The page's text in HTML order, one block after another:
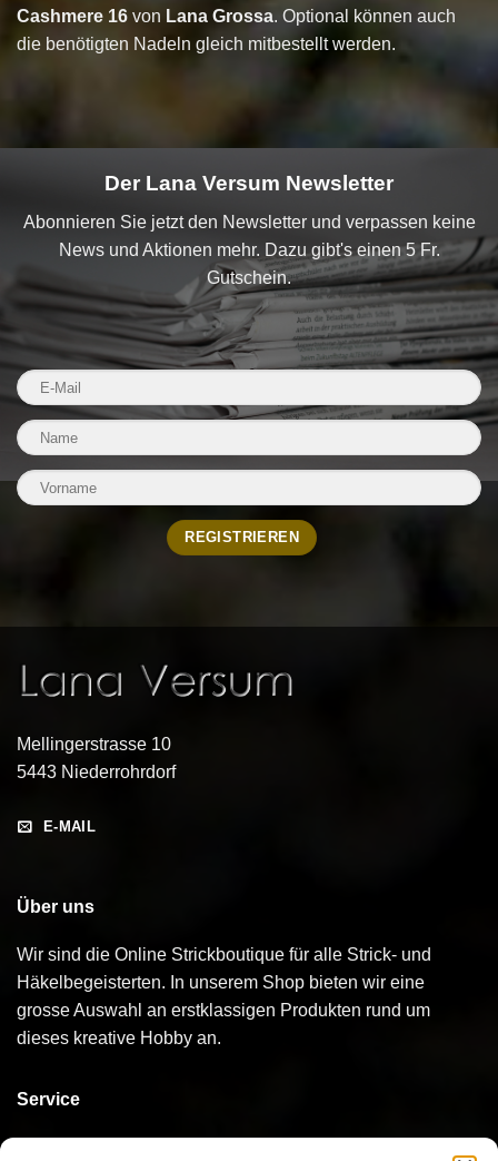
Cashmere 16 von Lana Grossa. Optional können auch
die benötigten Nadeln gleich mitbestellt werden.
Der Lana Versum Newsletter
Abonnieren Sie jetzt den Newsletter und verpassen keine
News und Aktionen mehr. Dazu gibt's einen 5 Fr.
Gutschein.
Mellingerstrasse 10
5443 Niederrohrdorf
E-MAIL
Über uns
Wir sind die Online Strickboutique für alle Strick- und
Häkelbegeisterten. In unserem Shop bieten wir eine
grosse Auswahl an erstklassigen Produkten rund um
dieses kreative Hobby an.
Service